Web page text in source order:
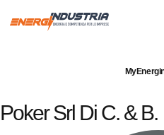
Poker Srl Di C. & B.